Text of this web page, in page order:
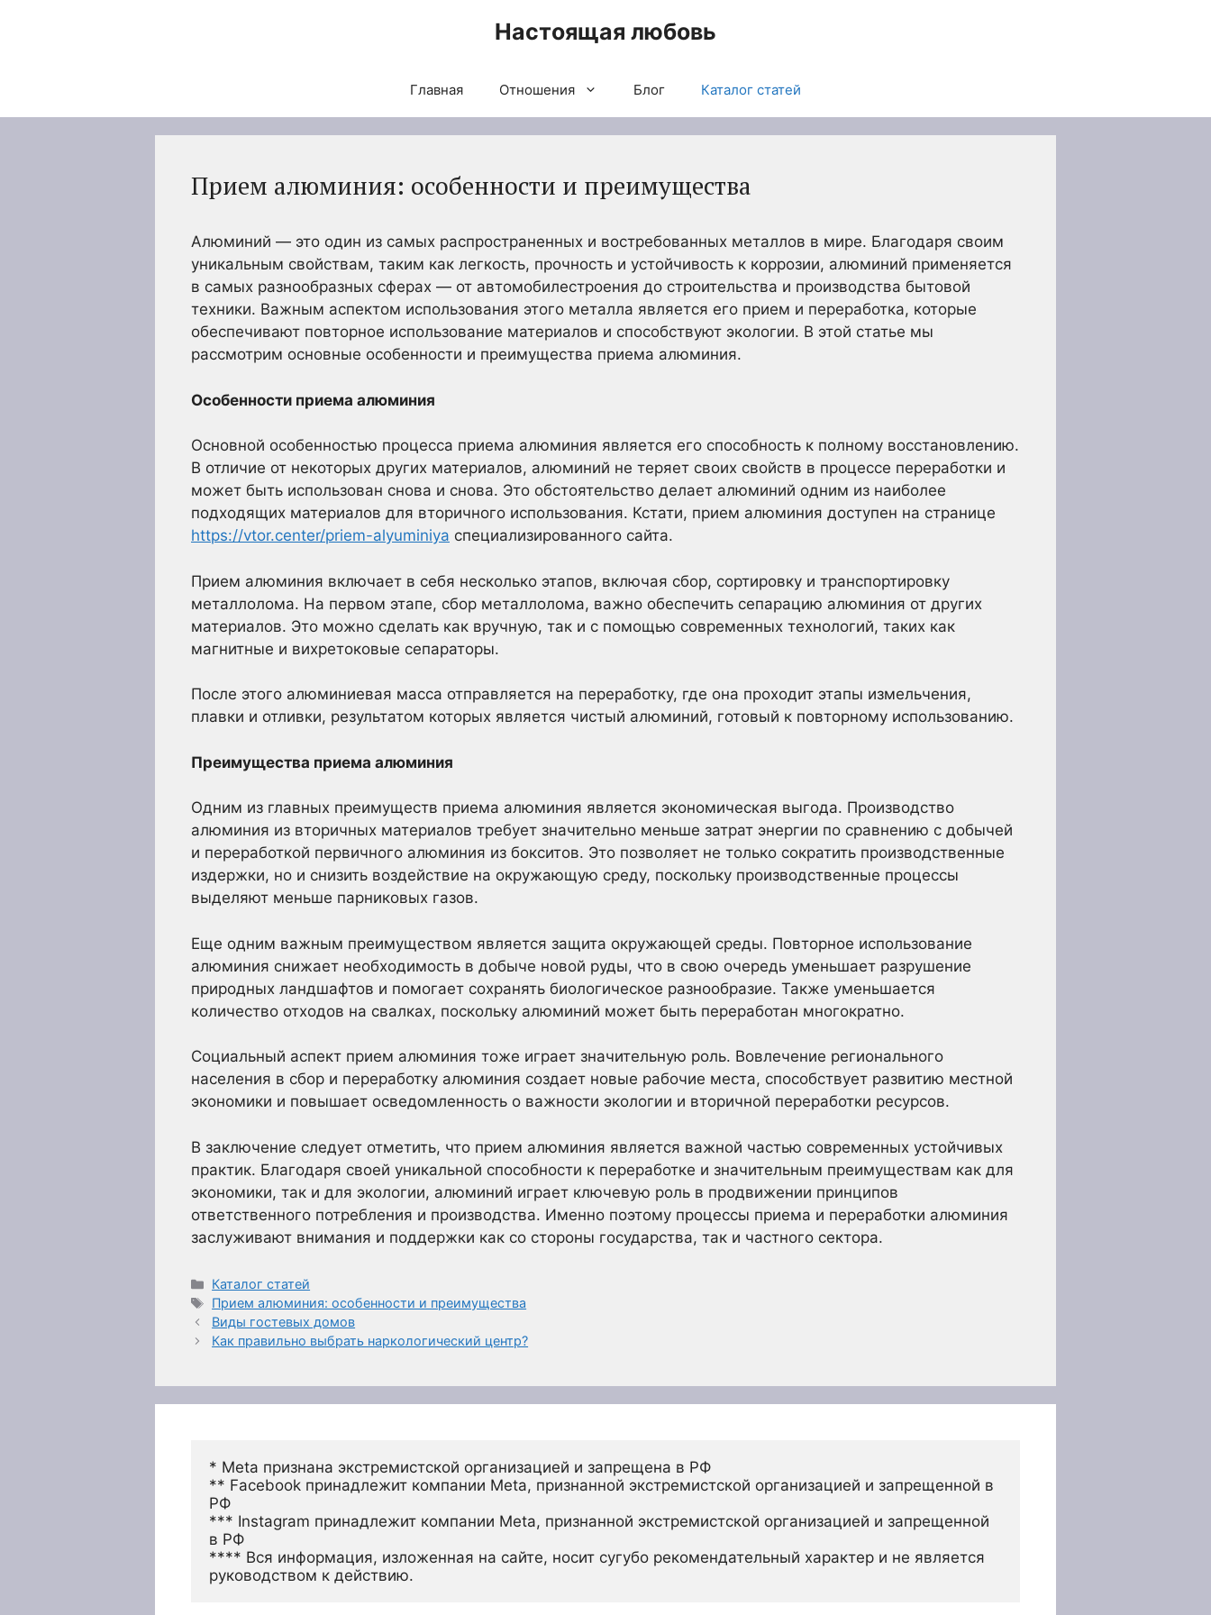
Настоящая любовь
Главная Отношения Блог Каталог статей
Прием алюминия: особенности и преимущества
Алюминий — это один из самых распространенных и востребованных металлов в мире. Благодаря своим
уникальным свойствам, таким как легкость, прочность и устойчивость к коррозии, алюминий применяется
в самых разнообразных сферах — от автомобилестроения до строительства и производства бытовой
техники. Важным аспектом использования этого металла является его прием и переработка, которые
обеспечивают повторное использование материалов и способствуют экологии. В этой статье мы
рассмотрим основные особенности и преимущества приема алюминия.
Особенности приема алюминия
Основной особенностью процесса приема алюминия является его способность к полному восстановлению.
В отличие от некоторых других материалов, алюминий не теряет своих свойств в процессе переработки и
может быть использован снова и снова. Это обстоятельство делает алюминий одним из наиболее
подходящих материалов для вторичного использования. Кстати, прием алюминия доступен на странице
https://vtor.center/priem-alyuminiya специализированного сайта.
Прием алюминия включает в себя несколько этапов, включая сбор, сортировку и транспортировку
металлолома. На первом этапе, сбор металлолома, важно обеспечить сепарацию алюминия от других
материалов. Это можно сделать как вручную, так и с помощью современных технологий, таких как
магнитные и вихретоковые сепараторы.
После этого алюминиевая масса отправляется на переработку, где она проходит этапы измельчения,
плавки и отливки, результатом которых является чистый алюминий, готовый к повторному использованию.
Преимущества приема алюминия
Одним из главных преимуществ приема алюминия является экономическая выгода. Производство
алюминия из вторичных материалов требует значительно меньше затрат энергии по сравнению с добычей
и переработкой первичного алюминия из бокситов. Это позволяет не только сократить производственные
издержки, но и снизить воздействие на окружающую среду, поскольку производственные процессы
выделяют меньше парниковых газов.
Еще одним важным преимуществом является защита окружающей среды. Повторное использование
алюминия снижает необходимость в добыче новой руды, что в свою очередь уменьшает разрушение
природных ландшафтов и помогает сохранять биологическое разнообразие. Также уменьшается
количество отходов на свалках, поскольку алюминий может быть переработан многократно.
Социальный аспект прием алюминия тоже играет значительную роль. Вовлечение регионального
населения в сбор и переработку алюминия создает новые рабочие места, способствует развитию местной
экономики и повышает осведомленность о важности экологии и вторичной переработки ресурсов.
В заключение следует отметить, что прием алюминия является важной частью современных устойчивых
практик. Благодаря своей уникальной способности к переработке и значительным преимуществам как для
экономики, так и для экологии, алюминий играет ключевую роль в продвижении принципов
ответственного потребления и производства. Именно поэтому процессы приема и переработки алюминия
заслуживают внимания и поддержки как со стороны государства, так и частного сектора.
Рубрики
Каталог статей
Метки
Прием алюминия: особенности и преимущества
Виды гостевых домов
Как правильно выбрать наркологический центр?
* Meta признана экстремистской организацией и запрещена в РФ
** Facebook принадлежит компании Meta, признанной экстремистской организацией и запрещенной в
РФ
*** Instagram принадлежит компании Meta, признанной экстремистской организацией и запрещенной
в РФ
**** Вся информация, изложенная на сайте, носит сугубо рекомендательный характер и не является
руководством к действию.